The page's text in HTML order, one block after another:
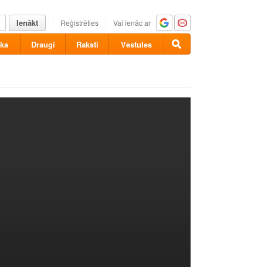
Ienākt Reģistrēties Vai ienāc ar
Draugi Raksti Vēstules